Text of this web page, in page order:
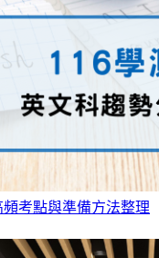
考點與準備方法整理